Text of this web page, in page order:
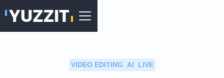
VIDEO EDITING AI LIVE